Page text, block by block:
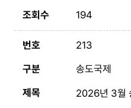
194
213
송도국제